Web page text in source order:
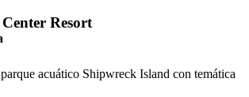
Resort
acuático Shipwreck Island con temática